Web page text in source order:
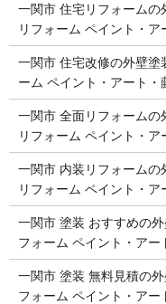
一関市 住宅リフォーム
リフォーム ペイント・ア
一関市 住宅改修の外壁塗
ーム ペイント・アート・
一関市 全面リフォーム
リフォーム ペイント・ア
一関市 内装リフォーム
リフォーム ペイント・ア
一関市 塗装 おすすめの
フォーム ペイント・アー
一関市 塗装 無料見積の
フォーム ペイント・アー